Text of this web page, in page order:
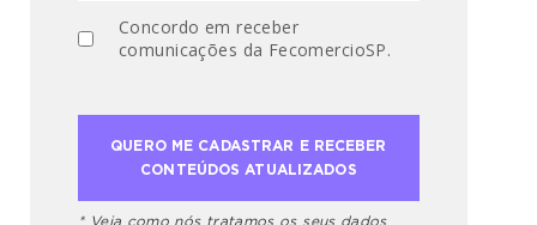
Concordo em receber
comunicações da FecomercioSP.
* Veja como nós tratamos os seus dados